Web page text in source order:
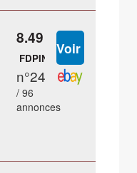
8.49 €
FDPIN
n°24
/ 96
annonces